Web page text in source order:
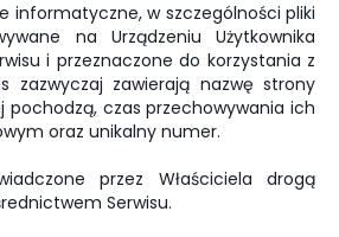
informatyczne, w szczególności pliki
na Urządzeniu Użytkownika
i przeznaczone do korzystania z
zazwyczaj zawierają nazwę strony
pochodzą, czas przechowywania ich
oraz unikalny numer.
przez Właściciela drogą
Serwisu.